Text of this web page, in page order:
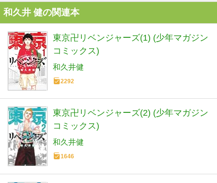
和久井 健の関連本
東京卍リベンジャーズ(1) (少年マガジン
コミックス)
和久井健
2292
東京卍リベンジャーズ(2) (少年マガジン
コミックス)
和久井健
1646